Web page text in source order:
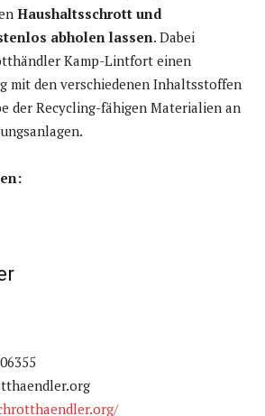
Haushaltsschrott und
abholen lassen. Dabei
Kamp-Lintfort einen
mit den verschiedenen Inhaltsstoffen
der Recycling-fähigen Materialien an